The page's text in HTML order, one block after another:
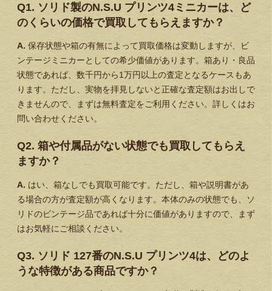
Q1. ソリド製のN.S.U プリンツ4ミニカーは、ど
のくらいの価格で買取してもらえますか？
A. 保存状態や箱の有無によって買取価格は変動しますが、ビ
ンテージミニカーとしての希少価値があります。箱あり・良品
状態であれば、数千円から1万円以上の査定となるケースもあ
ります。ただし、実物を拝見しないと正確な査定額はお出しで
きませんので、まずは無料査定をご利用ください。詳しくはお
問い合わせください。
Q2. 箱や付属品がない状態でも買取してもらえ
ますか？
A. はい、箱なしでも買取可能です。ただし、箱や説明書があ
る場合の方が査定額が高くなります。本体のみの状態でも、ソ
リドのビンテージ品であれば十分に価値がありますので、まず
はお気軽にご相談ください。
Q3. ソリド 127番のN.S.U プリンツ4は、どのよ
うな特徴がある商品ですか？